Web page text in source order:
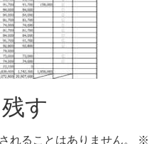
す
れることはありません。 ※